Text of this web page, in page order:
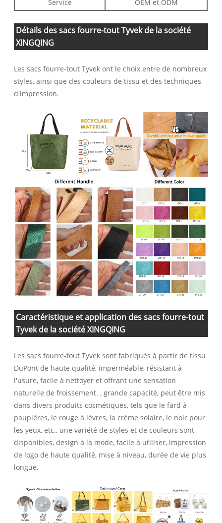
Service OEM et ODM
Détails des sacs fourre-tout Tyvek de la société
XINGQING
Les sacs fourre-tout Tyvek ont ​​le choix entre de nombreux
styles, ainsi que des couleurs de tissu et des techniques
d'impression.
Caractéristique et application des sacs fourre-tout
Tyvek de la société XINGQING
Les sacs fourre-tout Tyvek sont fabriqués à partir de tissu
DuPont de haute qualité, imperméable, résistant à
l'usure, facile à nettoyer et offrant une sensation
naturelle de froissement. , grande capacité, peut être mis
dans divers produits cosmétiques, tels que le fard à
paupières, le rouge à lèvres, la crème solaire, le noir pour
les yeux, etc., une variété de styles et de couleurs sont
disponibles, design à la mode, facile à utiliser, impression
de logo de haute qualité, mise à niveau, durée de vie plus
longue.